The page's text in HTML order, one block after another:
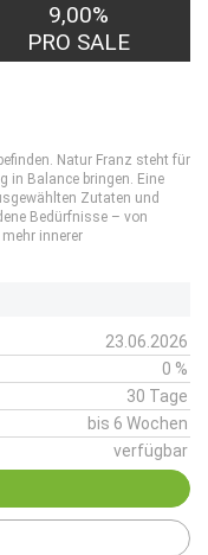
9,00%
PRO SALE
Natur Franz steht für
in Balance bringen. Eine
Zutaten und
Bedürfnisse – von
innerer
23.06.2026
0 %
30 Tage
bis 6 Wochen
verfügbar